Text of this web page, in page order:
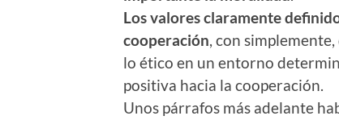
Los valores claramente
cooperación, con
lo ético en un entorno
positiva hacia la cooperación.
Unos párrafos más adelante